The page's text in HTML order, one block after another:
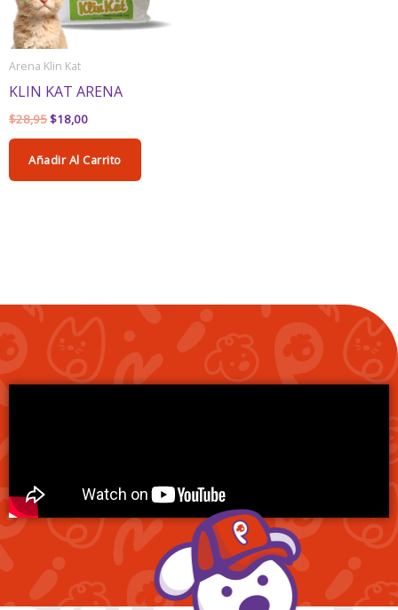
Arena Klin Kat
KLIN KAT ARENA
$28,95$18,00
Añadir Al Carrito